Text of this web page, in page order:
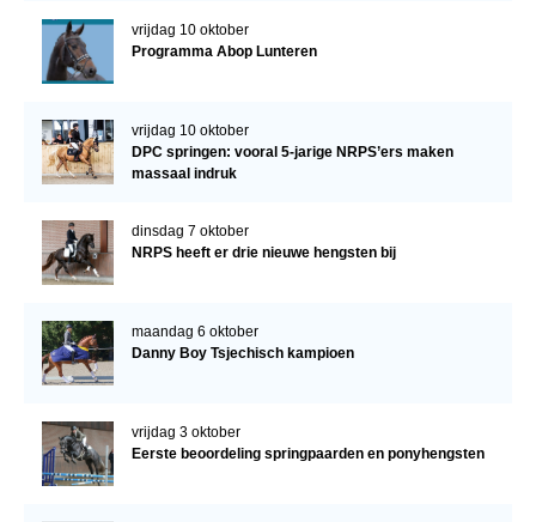
vrijdag 10 oktober
Programma Abop Lunteren
vrijdag 10 oktober
DPC springen: vooral 5-jarige NRPS’ers maken
massaal indruk
dinsdag 7 oktober
NRPS heeft er drie nieuwe hengsten bij
maandag 6 oktober
Danny Boy Tsjechisch kampioen
vrijdag 3 oktober
Eerste beoordeling springpaarden en ponyhengsten